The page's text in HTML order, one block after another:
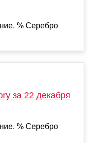
% Серебро
за 22 декабря
% Серебро